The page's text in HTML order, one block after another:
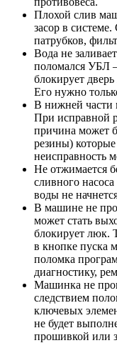
Плохой слив
засор в
патрубков,
Вода не
поломался УБЛ
блокирует
Его нужно
В нижней части
При исправной
причина может
резины)
неисправность
Не отжимается
сливного
воды не
В машине не
может стать
блокирует люк.
в кнопке пуска
поломка
диагностику,
Машинка не
следствием
ключевых
не будет
прошивкой или